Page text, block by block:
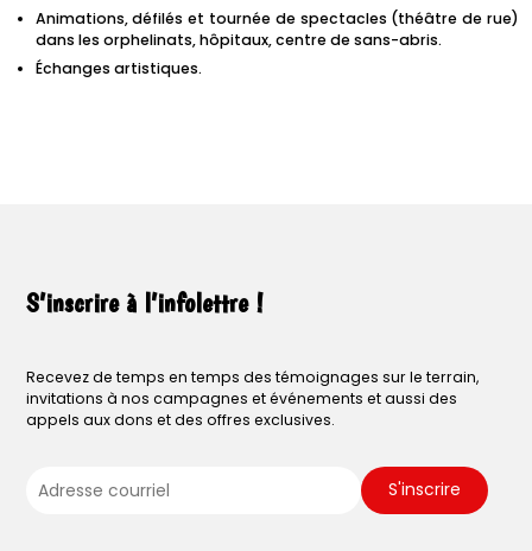
Animations, défilés et tournée de spectacles (théâtre de rue)
dans les orphelinats, hôpitaux, centre de sans-abris.
Échanges artistiques.
S’inscrire à l’infolettre !
Recevez de temps en temps des témoignages sur le terrain,
invitations à nos campagnes et événements et aussi des
appels aux dons et des offres exclusives.